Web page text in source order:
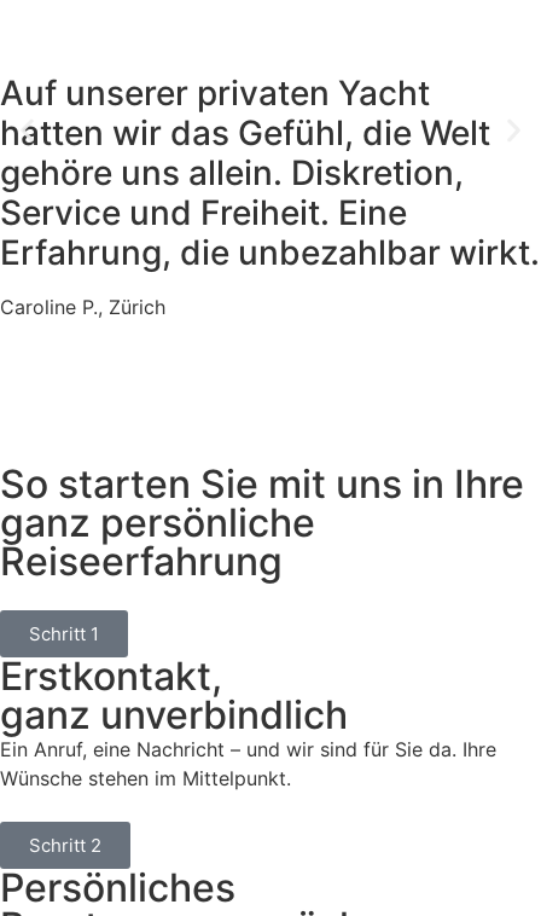
Auf unserer privaten Yacht
hatten wir das Gefühl, die Welt
gehöre uns allein. Diskretion,
Service und Freiheit. Eine
Erfahrung, die unbezahlbar wirkt.
Caroline P., Zürich
So starten Sie mit uns in Ihre
ganz persönliche
Reiseerfahrung
Schritt 1
Erstkontakt,
ganz unverbindlich
Ein Anruf, eine Nachricht – und wir sind für Sie da. Ihre
Wünsche stehen im Mittelpunkt.
Schritt 2
Persönliches